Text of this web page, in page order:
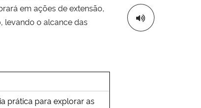
em ações de extensão,
levando o alcance das
prática para explorar as